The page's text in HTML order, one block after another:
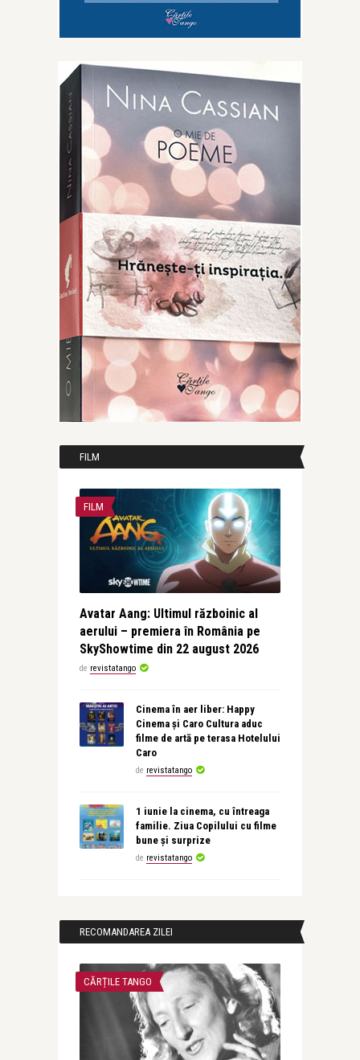
FILM
FILM
Avatar Aang: Ultimul războinic al
aerului – premiera în România pe
SkyShowtime din 22 august 2026
de revistatango
Cinema în aer liber: Happy
Cinema și Caro Cultura aduc
filme de artă pe terasa Hotelului
Caro
de revistatango
1 iunie la cinema, cu întreaga
familie. Ziua Copilului cu filme
bune și surprize
de revistatango
RECOMANDAREA ZILEI
CĂRȚILE TANGO